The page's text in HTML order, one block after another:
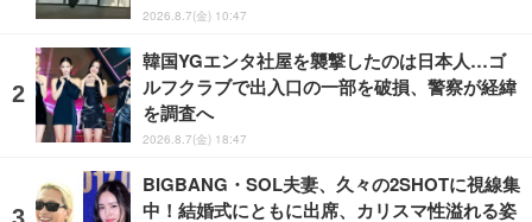
2026.8.7(金) 10:47
韓国YGエンタ社屋を襲撃したのは日本人…ゴ
ルフクラブで出入口の一部を破損、警察が経緯
を調査へ
2026.8.7(金) 18:47
BIGBANG・SOL夫妻、久々の2SHOTに視線集
中！結婚式にともに出席、カリスマ性溢れる姿